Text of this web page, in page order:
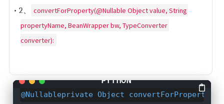
• 2、
convertForProperty(@Nullable Object value, String
propertyName, BeanWrapper bw, TypeConverter
converter):
@Nullableprivate Object convertForProperty(